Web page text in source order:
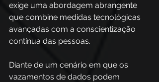
exige uma abordagem abrangente
que combine medidas tecnológicas
avançadas com a conscientização
contínua das pessoas.
Diante de um cenário em que os
vazamentos de dados podem